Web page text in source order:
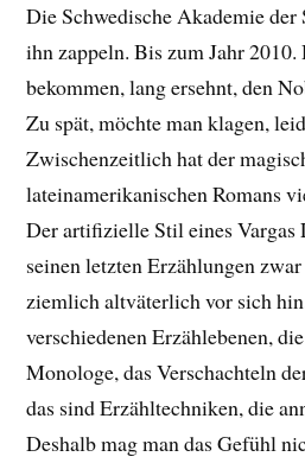
Die Schwedische Akademie der
ihn zappeln. Bis zum Jahr 2010.
bekommen, lang ersehnt, den
Zu spät, möchte man klagen,
Zwischenzeitlich hat der
lateinamerikanischen Romans
Der artifizielle Stil eines
seinen letzten Erzählungen
ziemlich altväterlich vor sich
verschiedenen Erzählebenen,
Monologe, das Verschachteln
das sind Erzähltechniken, die
Deshalb mag man das Gefühl